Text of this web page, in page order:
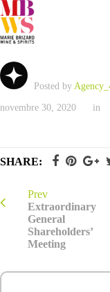
Communiqué de
Posted by
novembre 30, 2020 in
SHARE:
Prev
Extraordinary
General
Shareholders’
Meeting